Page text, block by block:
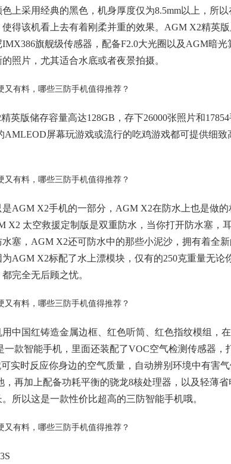
上采用经典的黑色，机身厚度仅为8.5mm以上，所
得该机看上去有着刚柔并重的效果。AGM X2精英
旗舰级传感器，配备F2.0大光圈以及AGM暗
照片，尤其适合水底或者夜景拍摄。
英版储存容量高达128GB，存下26000张照片和
AMLEOD屏幕玩游戏或流行的吃鸡游戏都可提供细
是AGM X2手机的一部分，AGM X2在防水上也是做
X2 太空救援定制版是双重防水，当你打开防水塞，
水塞，AGM X2还可防水中的那些小泥沙，拥有着全
AGM X2标配了水上漂模块，仅有的250克重量无论
完全无后顾之忧。
中国红铸造金属边框、红色听筒、红色指纹模组，
一款智能手机，里面还装配了VOC空气检测传感器，
实时反应你身边的空气质量，自动辨别环境中有害
，再加上配备功耗平衡的骁龙8核处理器，以及轻薄
所以这是一款性价比超高的三防智能手机哦。